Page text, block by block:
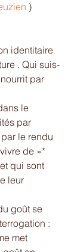
)
identitaire
. Qui suis-
par
le
par
le rendu
de »*
qui sont
leur
goût se
:
met